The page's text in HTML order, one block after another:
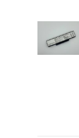
Pro 72